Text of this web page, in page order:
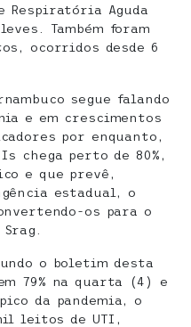
Respiratória Aguda
Também foram
ocorridos desde 6
segue falando
e em crescimentos
por enquanto,
chega perto de 80%,
e que prevê,
estadual, o
os para o
o boletim desta
79% na quarta (4) e
da pandemia, o
leitos de UTI,